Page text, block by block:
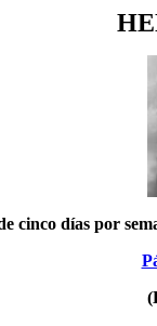
cinco días por